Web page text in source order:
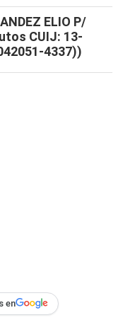
ELIO P/
CUIJ: 13-
4337))
en